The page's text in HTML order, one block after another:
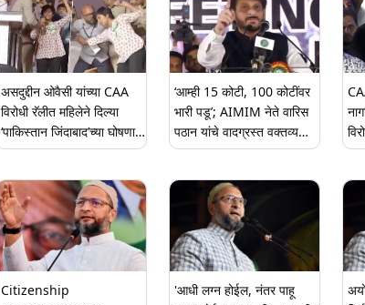
असदुद्दीन ओवैसी यांच्या CAA
विरोधी रॅलीत महिलेने दिल्या
‘पाकिस्तान जिंदाबाद’च्या घोषणा;
देशद्रोहाचा गुन्हा दाखल
‘आम्ही 15 कोटी, 100 कोटींवर
भारी पडू’; AIMIM नेते वारिस
पठान यांचे वादग्रस्त वक्तव्य
(Video)
Citizenship
'आधी लग्न होईल, नंतर पाहू